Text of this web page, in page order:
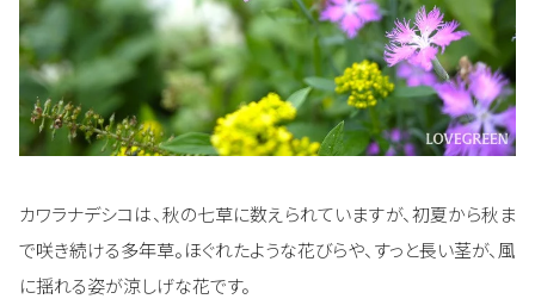
カワラナデシコは、秋の七草に数えられていますが、初夏から秋ま
で咲き続ける多年草。ほぐれたような花びらや、すっと長い茎が、風
に揺れる姿が涼しげな花です。